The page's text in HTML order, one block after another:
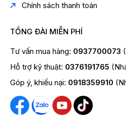
Chính sách thanh toán
TỔNG ĐÀI MIỄN PHÍ
Tư vấn mua hàng: 0937700073
Hỗ trợ kỹ thuật: 0376191765
Góp ý, khiếu nại: 0918359910